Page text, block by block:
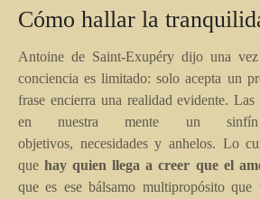
Cómo hallar la
Antoine de Saint-Exupéry dijo una
conciencia es limitado: solo acepta un
frase encierra una realidad evidente. Las
en nuestra mente un sinfín
objetivos, necesidades y anhelos. Lo
quehay quien llega a creer que el
que es ese bálsamo multipropósito